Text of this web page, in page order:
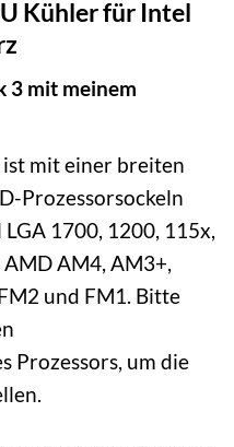
Kühler für Intel
3 mit meinem
mit einer breiten
Prozessorsockeln
1700, 1200, 115x,
AM4, AM3+,
und FM1. Bitte
Prozessors, um die